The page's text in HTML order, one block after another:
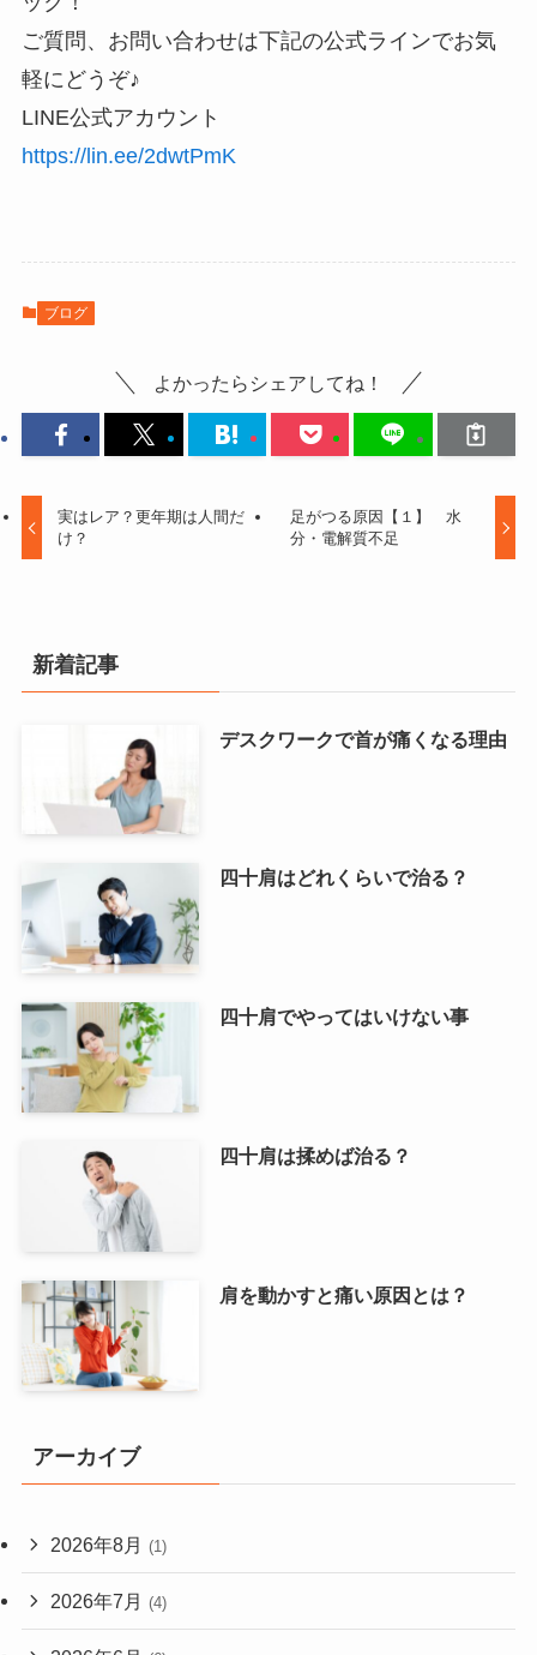
ご質問、お問い合わせは下記の公式ラインでお気
軽にどうぞ♪
LINE公式アカウント
https://lin.ee/2dwtPmK
ブログ
よかったらシェアしてね！
実はレア？更年期は人間だ
け？
足がつる原因【１】 水
分・電解質不足
新着記事
デスクワークで首が痛くなる理由
四十肩はどれくらいで治る？
四十肩でやってはいけない事
四十肩は揉めば治る？
肩を動かすと痛い原因とは？
アーカイブ
2026年8月 (1)
2026年7月 (4)